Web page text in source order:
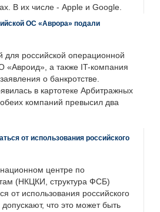
В их числе - Apple и Google.
ОС «Аврора» подали
для российской операционной
а также IT-компания
о банкротстве.
в картотеке Арбитражных
компаний превысил два
от использования российского
центре по
(НКЦКИ, структура ФСБ)
от использования российского
что это может быть